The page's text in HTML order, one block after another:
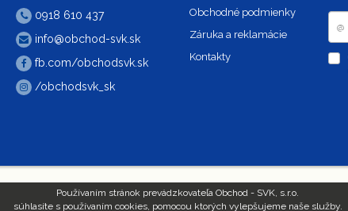
0918 610 437
info@obchod-svk.sk
fb.com/obchodsvk.sk
/obchodsvk_sk
Obchodné podmienky
Záruka a reklamácie
Kontakty
Používaním stránok prevádzkovateľa Obchod - SVK, s.r.o.
súhlasíte s používaním cookies, pomocou ktorých vylepšujeme naše služby.